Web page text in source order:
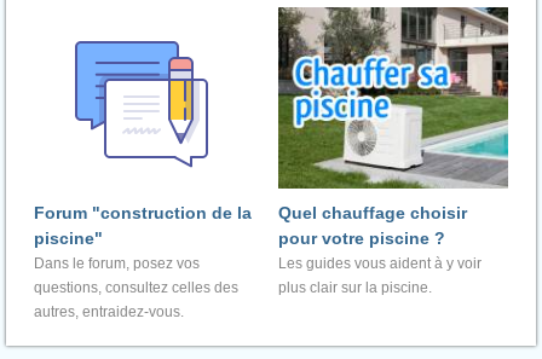
Forum "construction de la
piscine"
Dans le forum, posez vos
questions, consultez celles des
autres, entraidez-vous.
Quel chauffage choisir
pour votre piscine ?
Les guides vous aident à y voir
plus clair sur la piscine.